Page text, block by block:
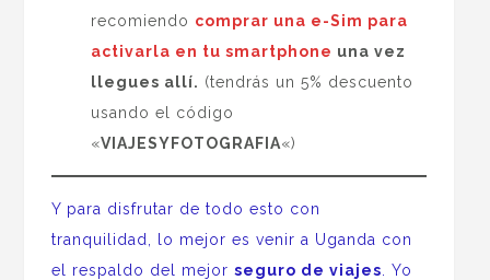
recomiendo comprar una e-Sim para
activarla en tu smartphone una vez
llegues allí. (tendrás un 5% descuento
usando el código
«VIAJESYFOTOGRAFIA«)
Y para disfrutar de todo esto con
tranquilidad, lo mejor es venir a Uganda con
el respaldo del mejorseguro de viajes . Yo